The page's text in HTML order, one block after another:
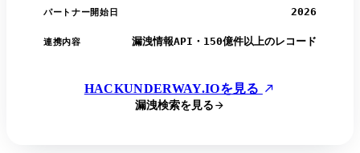
パートナー開始日 2026
連携内容 漏洩情報API・150億件以上のレコード
HACKUNDERWAY.IOを見る
漏洩検索を見る